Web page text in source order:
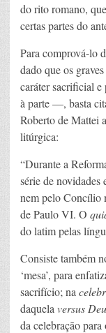
do rito romano,
certas partes do
Para comprová-lo
dado que os
caráter sacrificial
à parte —, basta
Roberto de Mattei
litúrgica:
“Durante a
série de novidades
nem pelo Concílio
de Paulo VI. O
do latim pelas
Consiste também
‘mesa’, para
sacrifício; na
daquela versus
da celebração